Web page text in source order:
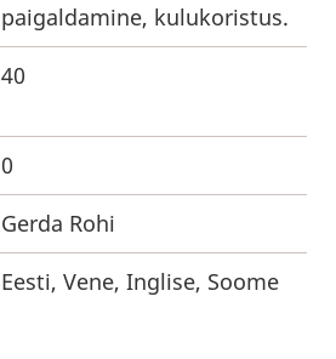
paigaldamine, kulukoristus.
40
0
Gerda Rohi
Eesti, Vene, Inglise, Soome